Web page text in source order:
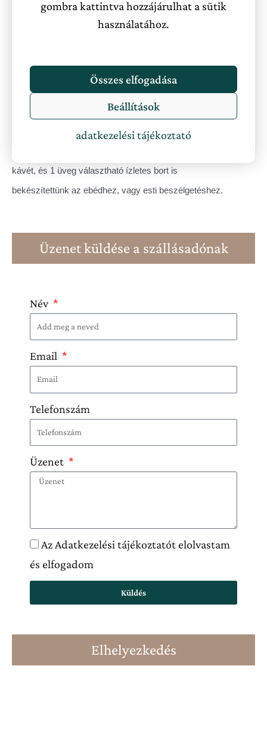
gombra kattintva hozzájárulhat a sütik
használatához.
Összes elfogadása
Beállítások
adatkezelési tájékoztató
. Nagy hangsúlyt fektettünk az
A galérián franciaágy, míg a földszinten kényelmes,
kinyitható 2 fős kanapé várja a vendégeket. A klímának
köszönhetően nem kell tartani a hőségtől az emeleten
kávét, és 1 üveg választható ízletes bort is
bekészítettünk az ebédhez, vagy esti beszélgetéshez.
Üzenet küldése a szállásadónak
Név
Email
Telefonszám
Üzenet
Az Adatkezelési tájékoztatót elolvastam
és elfogadom
Küldés
Elhelyezkedés